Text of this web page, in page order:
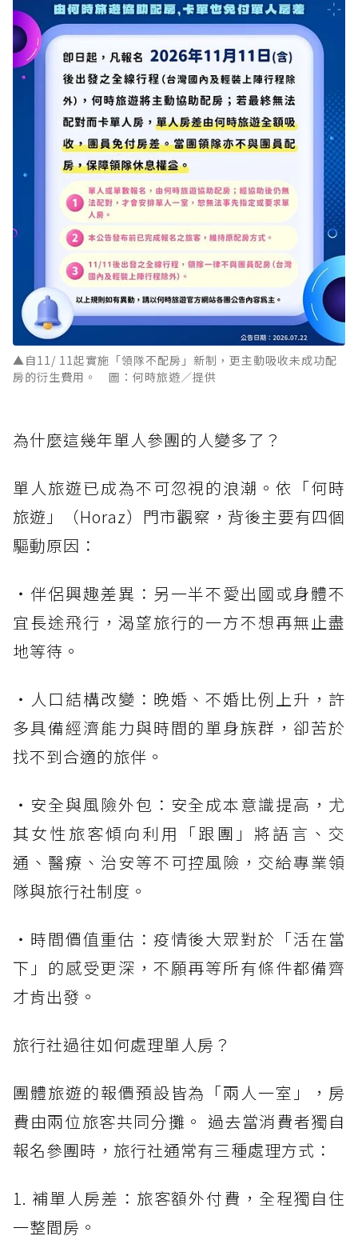
▲自11/ 11起實施「領隊不配房」新制，更主動吸收未成功配
房的衍生費用。 圖：何時旅遊／提供
為什麼這幾年單人參團的人變多了？
單人旅遊已成為不可忽視的浪潮。依「何時
旅遊」（Horaz）門市觀察，背後主要有四個
驅動原因：
・伴侶興趣差異：另一半不愛出國或身體不
宜長途飛行，渴望旅行的一方不想再無止盡
地等待。
・人口結構改變：晚婚、不婚比例上升，許
多具備經濟能力與時間的單身族群，卻苦於
找不到合適的旅伴。
・安全與風險外包：安全成本意識提高，尤
其女性旅客傾向利用「跟團」將語言、交
通、醫療、治安等不可控風險，交給專業領
隊與旅行社制度。
・時間價值重估：疫情後大眾對於「活在當
下」的感受更深，不願再等所有條件都備齊
才肯出發。
旅行社過往如何處理單人房？
團體旅遊的報價預設皆為「兩人一室」，房
費由兩位旅客共同分攤。 過去當消費者獨自
報名參團時，旅行社通常有三種處理方式：
1. 補單人房差：旅客額外付費，全程獨自住
一整間房。